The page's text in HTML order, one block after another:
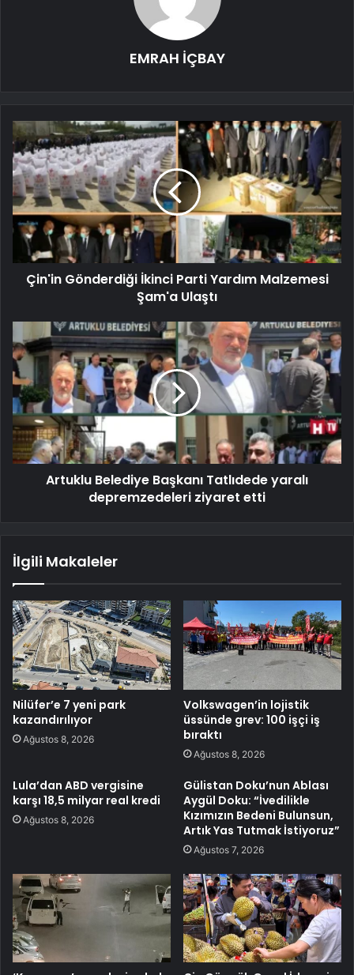
EMRAH İÇBAY
Çin'in Gönderdiği İkinci Parti Yardım Malzemesi
Şam'a Ulaştı
Artuklu Belediye Başkanı Tatlıdede yaralı
depremzedeleri ziyaret etti
İlgili Makaleler
Nilüfer’e 7 yeni park
kazandırılıyor
Ağustos 8, 2026
Volkswagen’in lojistik
üssünde grev: 100 işçi iş
bıraktı
Ağustos 8, 2026
Lula’dan ABD vergisine
karşı 18,5 milyar real kredi
Ağustos 8, 2026
Gülistan Doku’nun Ablası
Aygül Doku: “İvedilikle
Kızımızın Bedeni Bulunsun,
Artık Yas Tutmak İstiyoruz”
Ağustos 7, 2026